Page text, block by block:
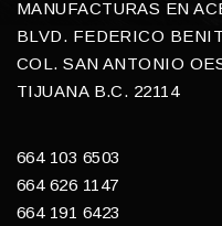
MANUFACTURAS EN
BLVD. FEDERICO
COL. SAN ANTONIO
TIJUANA B.C. 22114
664 103 6503
664 626 1147
664 191 6423